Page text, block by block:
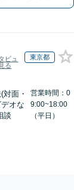
ビュ
る
東京都
対面・
オな
談
営業時間：0
9:00~18:00
（平日）